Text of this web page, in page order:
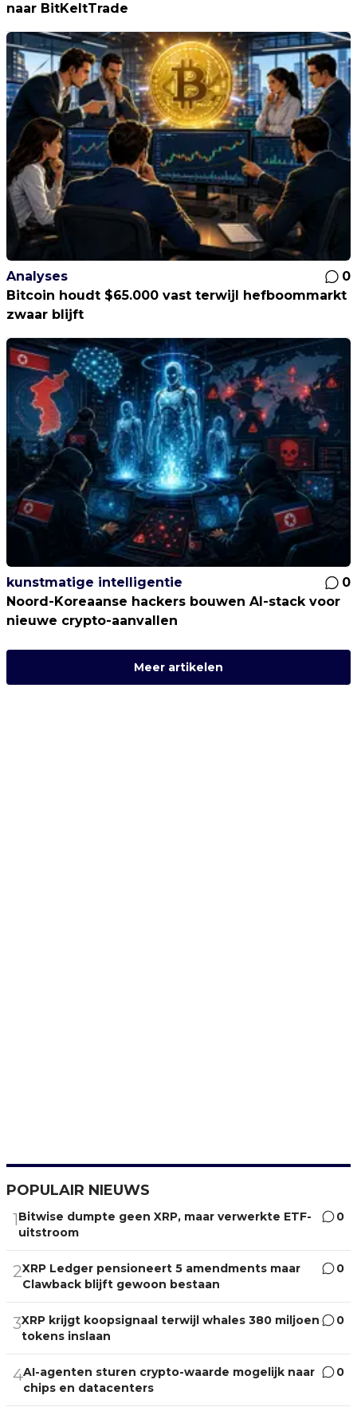
naar BitKeltTrade
Analyses
0
Bitcoin houdt $65.000 vast terwijl hefboommarkt
zwaar blijft
kunstmatige intelligentie
0
Noord-Koreaanse hackers bouwen AI-stack voor
nieuwe crypto-aanvallen
Meer artikelen
POPULAIR NIEUWS
1Bitwise dumpte geen XRP, maar verwerkte ETF-
uitstroom
0
2XRP Ledger pensioneert 5 amendments maar
Clawback blijft gewoon bestaan
0
3XRP krijgt koopsignaal terwijl whales 380 miljoen
tokens inslaan
0
4AI-agenten sturen crypto-waarde mogelijk naar
chips en datacenters
0